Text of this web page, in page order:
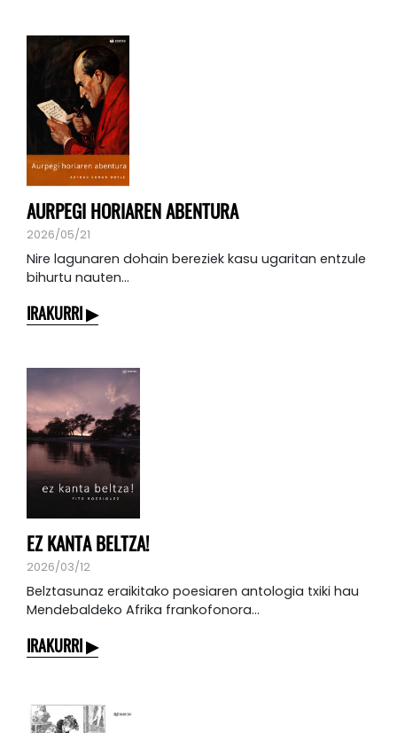
AURPEGI HORIAREN ABENTURA
2026/05/21
Nire lagunaren dohain bereziek kasu ugaritan entzule
bihurtu nauten...
IRAKURRI
EZ KANTA BELTZA!
2026/03/12
Belztasunaz eraikitako poesiaren antologia txiki hau
Mendebaldeko Afrika frankofonora...
IRAKURRI